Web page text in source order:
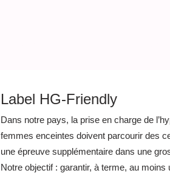
Label HG-Friendly
Dans notre pays, la prise en charge de
femmes enceintes doivent parcourir des
une épreuve supplémentaire dans une
Notre objectif : garantir, à terme, au